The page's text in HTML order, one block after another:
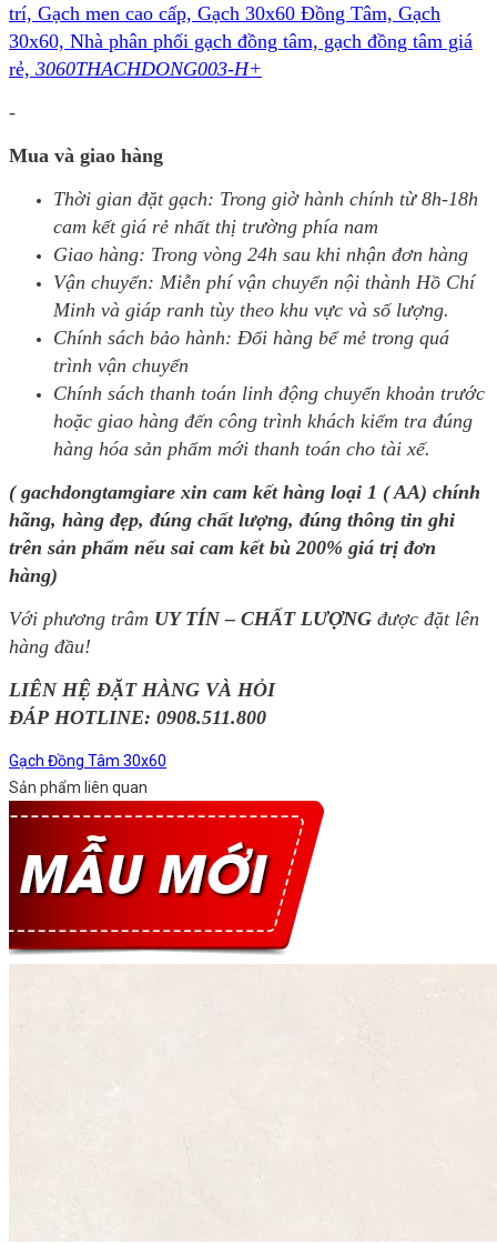
trí, Gạch men cao cấp, Gạch 30x60 Đồng Tâm, Gạch
30x60, Nhà phân phối gạch đồng tâm, gạch đồng tâm giá
rẻ, 3060THACHDONG003-H+
-
Mua và giao hàng
Thời gian đặt gạch: Trong giờ hành chính từ 8h-18h
cam kết giá rẻ nhất thị trường phía nam
Giao hàng: Trong vòng 24h sau khi nhận đơn hàng
Vận chuyển: Miễn phí vận chuyển nội thành Hồ Chí
Minh và giáp ranh tùy theo khu vực và số lượng.
Chính sách bảo hành: Đổi hàng bể mẻ trong quá
trình vận chuyển
Chính sách thanh toán linh động chuyển khoản trước
hoặc giao hàng đến công trình khách kiểm tra đúng
hàng hóa sản phẩm mới thanh toán cho tài xế.
( gachdongtamgiare xin cam kết hàng loại 1 ( AA) chính
hãng, hàng đẹp, đúng chất lượng, đúng thông tin ghi
trên sản phẩm nếu sai cam kết bù 200% giá trị đơn
hàng)
Với phương trâm UY TÍN – CHẤT LƯỢNG được đặt lên
hàng đầu!
LIÊN HỆ ĐẶT HÀNG VÀ HỎI
ĐÁP HOTLINE: 0908.511.800
Gạch Đồng Tâm 30x60
Sản phẩm liên quan